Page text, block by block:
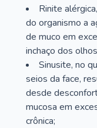
Rinite
do organismo a
de muco em
inchaço dos
Sinusite, no
seios da face,
desde
mucosa em
crônica;